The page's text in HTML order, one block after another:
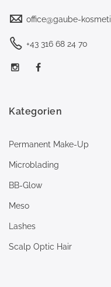
office@gaube-
+43 316 68 24 70
Kategorien
Permanent Make-Up
Microblading
BB-Glow
Meso
Lashes
Scalp Optic Hair